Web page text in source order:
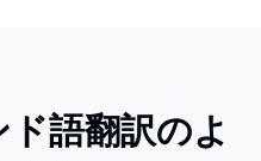
語翻訳のよ